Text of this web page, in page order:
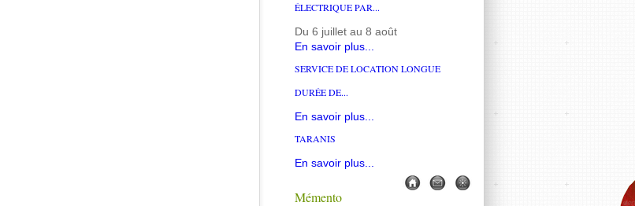
ÉLECTRIQUE PAR...
Du 6 juillet au 8 août
En savoir plus...
SERVICE DE LOCATION LONGUE
DURÉE DE...
En savoir plus...
TARANIS
En savoir plus...
Mémento